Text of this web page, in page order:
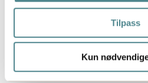
beliggenheten din, som
Identifisere enheten din
kan du lese om
data behandles og hvordan du
Tilpass
Kun